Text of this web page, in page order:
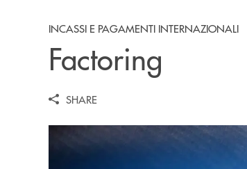
INCASSI E PAGAMENTI INTERNAZIONALI
Factoring
SHARE